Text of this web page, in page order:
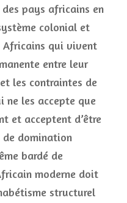
pays africains en
colonial et
Africains qui vivent
entre leur
les contraintes de
ne les accepte que
et acceptent d’être
de domination
bardé de
moderne doit
structurel